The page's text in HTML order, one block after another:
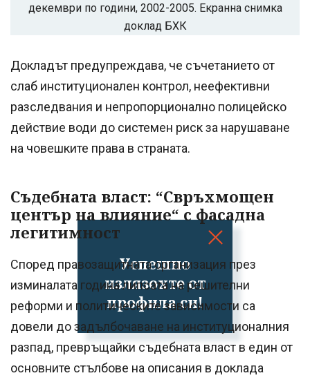
Успешно
излязохте от
профила си!
декември по години, 2002-2005. Екранна снимка
доклад БХК
Докладът предупреждава, че съчетанието от
слаб институционален контрол, неефективни
разследвания и непропорционално полицейско
действие води до системен риск за нарушаване
на човешките права в страната.
Съдебната власт: “Свръхмощен
център на влияние“ с фасадна
легитимност
Според правозащитната организация през
изминалата година липсата на решителни
реформи и политическите зависимости са
довели до задълбочаване на институционалния
разпад, превръщайки съдебната власт в един от
основните стълбове на описания в доклада